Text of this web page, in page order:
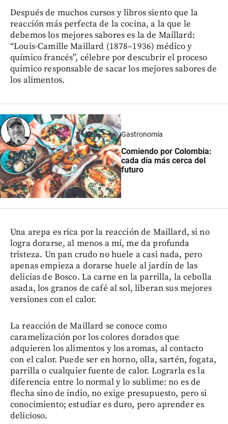
Después de muchos cursos y libros siento que la
reacción más perfecta de la cocina, a la que le
debemos los mejores sabores es la de Maillard:
“Louis-Camille Maillard (1878–1936) médico y
químico francés”, célebre por descubrir el proceso
químico responsable de sacar los mejores sabores de
los alimentos.
Gastronomía
Comiendo por Colombia:
cada día más cerca del
futuro
Una arepa es rica por la reacción de Maillard, si no
logra dorarse, al menos a mí, me da profunda
tristeza. Un pan crudo no huele a casi nada, pero
apenas empieza a dorarse huele al jardín de las
delicias de Bosco. La carne en la parrilla, la cebolla
asada, los granos de café al sol, liberan sus mejores
versiones con el calor.
La reacción de Maillard se conoce como
caramelización por los colores dorados que
adquieren los alimentos y los aromas, al contacto
con el calor. Puede ser en horno, olla, sartén, fogata,
parrilla o cualquier fuente de calor. Lograrla es la
diferencia entre lo normal y lo sublime: no es de
flecha sino de indio, no exige presupuesto, pero si
conocimiento; estudiar es duro, pero aprender es
delicioso.